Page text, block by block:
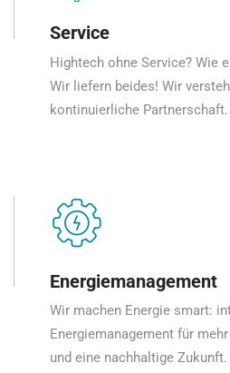
Service
Hightech ohne Service? Wie
Wir liefern beides! Wir
kontinuierliche Partnerschaft.
Energiemanagement
Wir machen Energie smart:
Energiemanagement für
und eine nachhaltige Zukunft.